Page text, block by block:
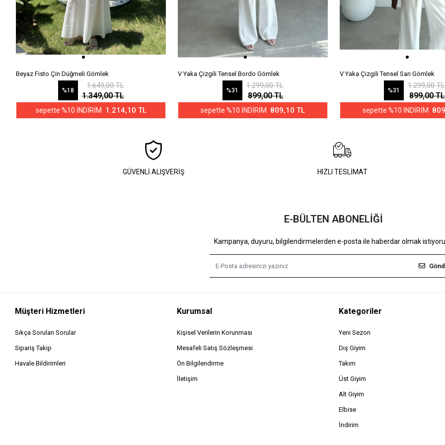
Beyaz Fisto Çin Düğmeli Gömlek
%18
1.649,00 TL
1.349,00 TL
sepette %10 İNDİRİM 1.214,10 TL
V Yaka Çizgili Tensel Bordo Gömlek
%31
1.299,00 TL
899,00 TL
sepette %10 İNDİRİM 809,10 TL
V Yaka Çizgili Tensel Sarı Gömlek
%31
1.299,00 TL
899,00 TL
sepette %10 İNDİRİM
GÜVENLİ ALIŞVERİŞ HIZLI TESLİMAT
E-BÜLTEN ABONELİĞİ
Kampanya, duyuru, bilgilendirmelerden e-posta ile haberdar olmak
Müşteri Hizmetleri
Sıkça Sorulan Sorular
Sipariş Takip
Havale Bildirimleri
Kurumsal
Kişisel Verilerin Korunması
Mesafeli Satış Sözleşmesi
Ön Bilgilendirme
İletişim
Kategoriler
Yeni Sezon
Dış Giyim
Takım
Üst Giyim
Alt Giyim
Elbise
İndirim